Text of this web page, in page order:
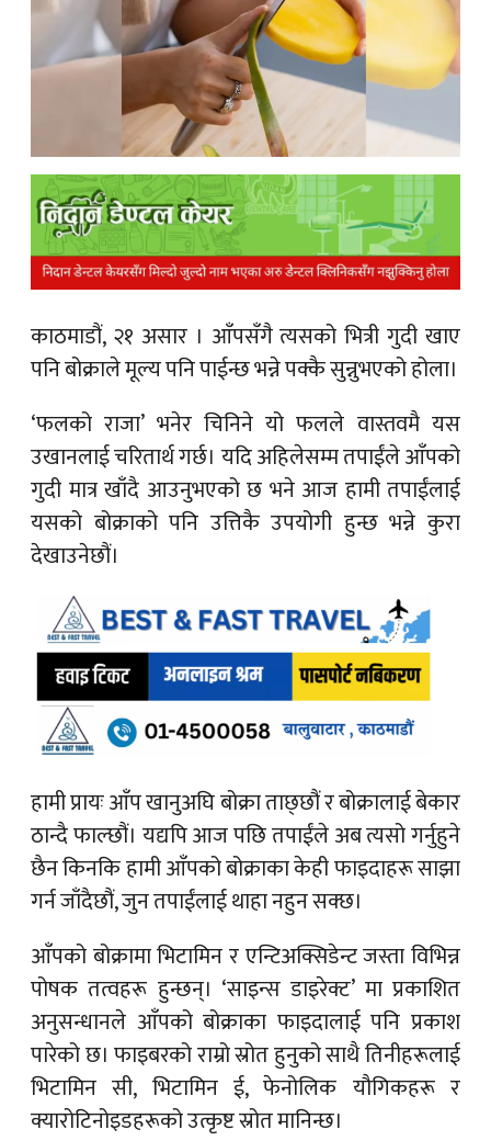
News
काठमाडौं, २१ असार । आँपसँगै त्यसको भित्री गुदी खाए
पनि बोक्राले मूल्य पनि पाईन्छ भन्ने पक्कै सुन्नुभएको होला।
‘फलको राजा’ भनेर चिनिने यो फलले वास्तवमै यस
उखानलाई चरितार्थ गर्छ। यदि अहिलेसम्म तपाईंले आँपको
गुदी मात्र खाँदै आउनुभएको छ भने आज हामी तपाईंलाई
यसको बोक्राको पनि उत्तिकै उपयोगी हुन्छ भन्ने कुरा
देखाउनेछौं।
हामी प्रायः आँप खानुअघि बोक्रा ताछ्छौं र बोक्रालाई बेकार
ठान्दै फाल्छौं। यद्यपि आज पछि तपाईंले अब त्यसो गर्नुहुने
छैन किनकि हामी आँपको बोक्राका केही फाइदाहरू साझा
गर्न जाँदैछौं, जुन तपाईंलाई थाहा नहुन सक्छ।
आँपको बोक्रामा भिटामिन र एन्टिअक्सिडेन्ट जस्ता विभिन्न
पोषक तत्वहरू हुन्छन्। ‘साइन्स डाइरेक्ट’ मा प्रकाशित
अनुसन्धानले आँपको बोक्राका फाइदालाई पनि प्रकाश
पारेको छ। फाइबरको राम्रो स्रोत हुनुको साथै तिनीहरूलाई
भिटामिन सी, भिटामिन ई, फेनोलिक यौगिकहरू र
क्यारोटिनोइडहरूको उत्कृष्ट स्रोत मानिन्छ।